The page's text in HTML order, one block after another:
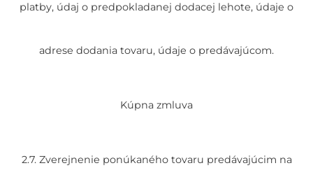
platby, údaj o predpokladanej dodacej lehote, údaje o
adrese dodania tovaru, údaje o predávajúcom.
Kúpna zmluva
2.7. Zverejnenie ponúkaného tovaru predávajúcim na